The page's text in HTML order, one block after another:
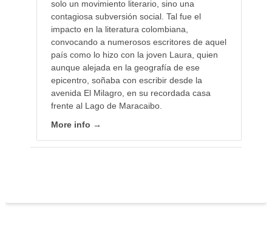
solo un movimiento literario, sino una
contagiosa subversión social. Tal fue el
impacto en la literatura colombiana,
convocando a numerosos escritores de aquel
país como lo hizo con la joven Laura, quien
aunque alejada en la geografía de ese
epicentro, soñaba con escribir desde la
avenida El Milagro, en su recordada casa
frente al Lago de Maracaibo.
More info →